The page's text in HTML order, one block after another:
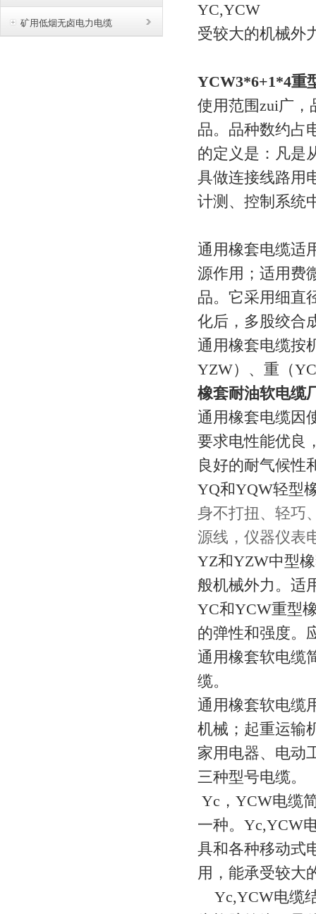
矿用低烟无卤电力电缆
YC,YCW 重
受较大的机械外
YCW3*6+1*4重
使用范围zui广，
品。品种数约占
的定义是：凡是
具做连接线路用
计测、控制系统
通用橡套电缆适
源作用；适用费
品。它采用细直
化后，多股绞合
通用橡套电缆按
YZW）、重（
橡套耐油软电缆
通用橡套电缆因
要求电性能优良
良好的耐气候性
YQ和YQW轻型
身不打扭、轻巧
源线，仪器仪表
YZ和YZW中型
般机械外力。适
YC和YCW重型
的弹性和强度。
通用橡套软电缆
缆。
通用橡套软电缆
机械；起重运输
家用电器、电动
三种型号电缆。
Yc，YCW电缆
一种。Yc,YCW
具和各种移动式
用，能承受较大
Yc,YCW电缆